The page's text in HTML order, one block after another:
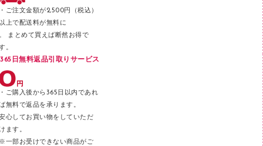
パンチ
テープカッター
その他文具
セロハンテープ
ご注文金額が2,500円（税込）
上で配送料が無料に
まとめて買えば断然お得で
。
365日無料返品引取りサービス
ご購入後から365日以内であれ
無料で返品を承ります。
心してお買い物をしていただ
ます。
一部お受けできない商品がご